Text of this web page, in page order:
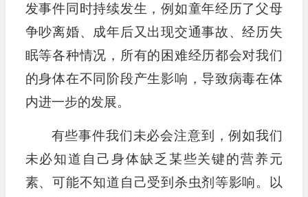
发事件同时持续发生，例如童年经历了父母
争吵离婚、成年后又出现交通事故、经历失
眠等各种情况，所有的困难经历都会对我们
的身体在不同阶段产生影响，导致病毒在体
内进一步的发展。
有些事件我们未必会注意到，例如我们
未必知道自己身体缺乏某些关键的营养元
素、可能不知道自己受到杀虫剂等影响。以